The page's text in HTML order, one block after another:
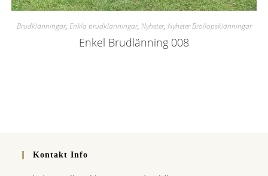
Brudklänningar, Enkla brudklänningar, Nyheter, Nyheter Bröllopsklänningar
Enkel Brudlänning 008
Kontakt Info